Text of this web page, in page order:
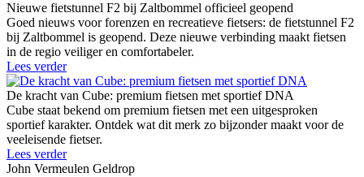
Nieuwe fietstunnel F2 bij Zaltbommel officieel geopend
Goed nieuws voor forenzen en recreatieve fietsers: de fietstunnel F2
bij Zaltbommel is geopend. Deze nieuwe verbinding maakt fietsen
in de regio veiliger en comfortabeler.
Lees verder
De kracht van Cube: premium fietsen met sportief DNA
Cube staat bekend om premium fietsen met een uitgesproken
sportief karakter. Ontdek wat dit merk zo bijzonder maakt voor de
veeleisende fietser.
Lees verder
John Vermeulen Geldrop